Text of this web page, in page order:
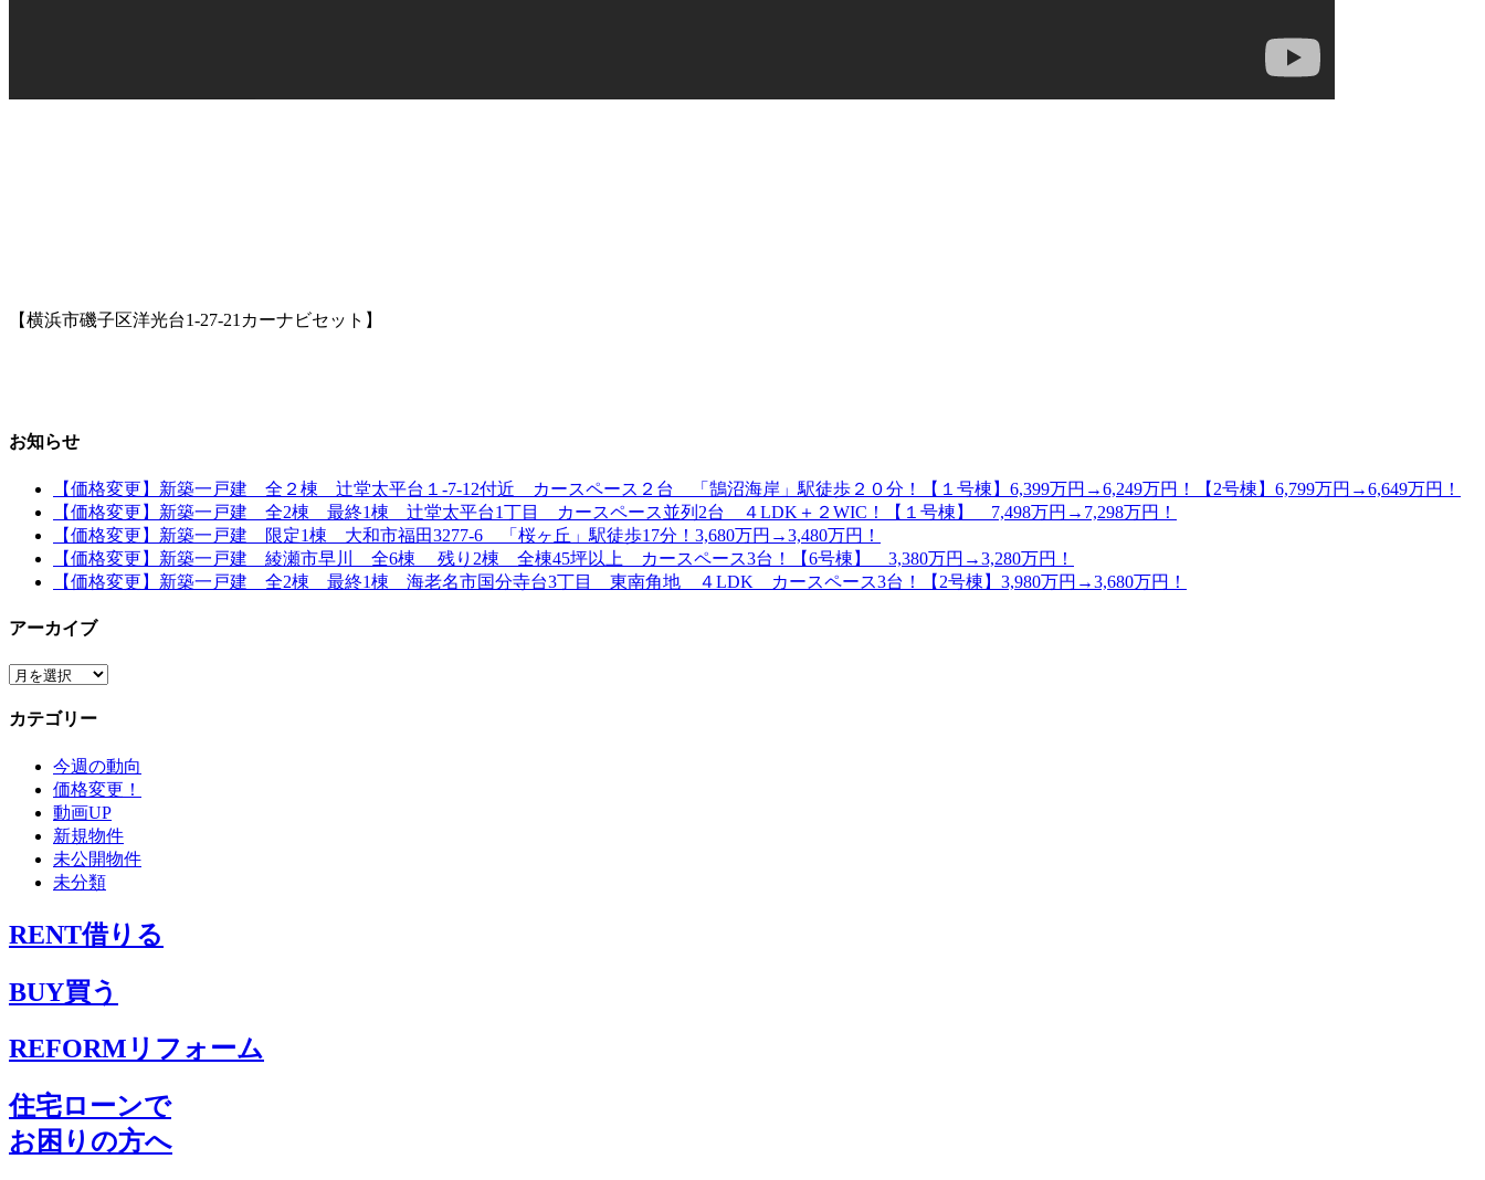
【横浜市磯子区洋光台1-27-21カーナビセット】
お知らせ
【価格変更】新築一戸建 全２棟 辻堂太平台１-7-12付近 カースペース２台 「鵠沼海岸」駅徒歩２０分！【１号棟】6,399万円→6,249万円！【2号棟】6,799万円→6,649万円！
【価格変更】新築一戸建 全2棟 最終1棟 辻堂太平台1丁目 カースペース並列2台 ４LDK＋２WIC！【１号棟】 7,498万円→7,298万円！
【価格変更】新築一戸建 限定1棟 大和市福田3277-6 「桜ヶ丘」駅徒歩17分！3,680万円→3,480万円！
【価格変更】新築一戸建 綾瀬市早川 全6棟 残り2棟 全棟45坪以上 カースペース3台！【6号棟】 3,380万円→3,280万円！
【価格変更】新築一戸建 全2棟 最終1棟 海老名市国分寺台3丁目 東南角地 ４LDK カースペース3台！【2号棟】3,980万円→3,680万円！
アーカイブ
ア
カ
カテゴリー
今週の動向
価格変更！
動画UP
新規物件
未公開物件
未分類
RENT借りる
BUY買う
REFORM リフォーム
住宅ローンで
お困りの方へ